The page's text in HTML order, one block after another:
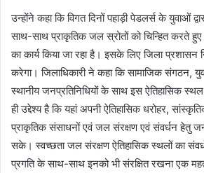
उन्होंने कहा कि विगत दिनों पहाड़ी पेडलर्स के युवाओं
साथ-साथ प्राकृतिक जल स्रोतों को चिन्हित करते
का कार्य किया जा रहा है। इसके लिए जिला प्रशासन
करेगा। जिलाधिकारी ने कहा कि सामाजिक संगठन,
स्थानीय जनप्रतिनिधियों के साथ इस ऐतिहासिक
ही उद्देश्य है कि यहां अपनी ऐतिहासिक धरोहर,
प्राकृतिक संसाधनों एवं जल संरक्षण एवं संवर्धन हेतु
सके। स्वच्छता जल संरक्षण ऐतिहासिक स्थलों का
प्रगति के साथ-साथ इनको भी संरक्षित रखना एक